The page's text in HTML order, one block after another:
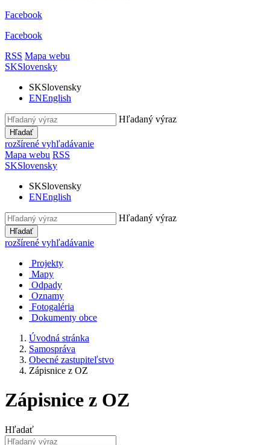
Facebook
Facebook
RSS Mapa webu
SKSlovensky
SKSlovensky
ENEnglish
Hľadaný výraz
Hľadať
rozšírené vyhľadávanie
Mapa webu RSS
SKSlovensky
SKSlovensky
ENEnglish
Hľadaný výraz
Hľadať
rozšírené vyhľadávanie
Projekty
Mapy
Odpady
Oznamy
Fotogaléria
Dokumenty obce
Úvodná stránka
Samospráva
Obecné zastupiteľstvo
Zápisnice z OZ
Zápisnice z OZ
Hľadať